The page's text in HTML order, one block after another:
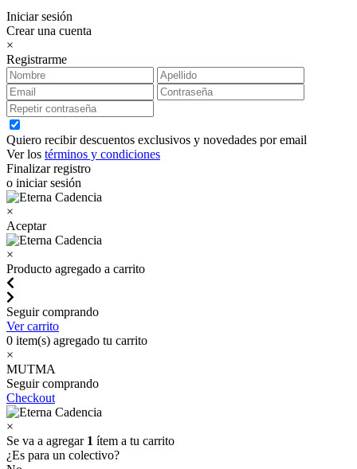
Iniciar sesión
Crear una cuenta
×
Registrarme
Quiero recibir descuentos exclusivos y novedades por email
Ver los términos y condiciones
Finalizar registro
o iniciar sesión
×
Aceptar
×
Producto agregado a carrito
Seguir comprando
Ver carrito
0 item(s) agregado tu carrito
×
MUTMA
Seguir comprando
Checkout
×
Se va a agregar 1 ítem a tu carrito
¿Es para un colectivo?